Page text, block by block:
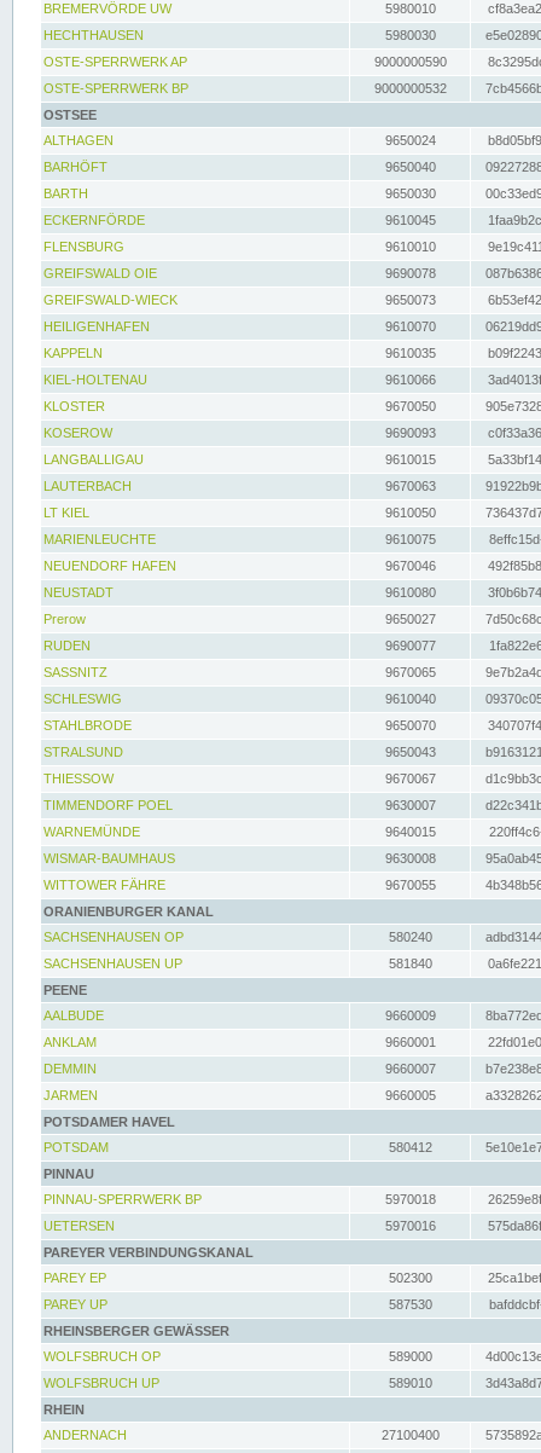
BREMERVÖRDE UW
5980010
HECHTHAUSEN
5980030
OSTE-SPERRWERK AP
9000000590
OSTE-SPERRWERK BP
9000000532
OSTSEE
ALTHAGEN
9650024
BARHÖFT
9650040
BARTH
9650030
ECKERNFÖRDE
9610045
FLENSBURG
9610010
GREIFSWALD OIE
9690078
GREIFSWALD-WIECK
9650073
HEILIGENHAFEN
9610070
KAPPELN
9610035
KIEL-HOLTENAU
9610066
KLOSTER
9670050
KOSEROW
9690093
LANGBALLIGAU
9610015
LAUTERBACH
9670063
LT KIEL
9610050
MARIENLEUCHTE
9610075
NEUENDORF HAFEN
9670046
NEUSTADT
9610080
Prerow
9650027
RUDEN
9690077
SASSNITZ
9670065
SCHLESWIG
9610040
STAHLBRODE
9650070
STRALSUND
9650043
THIESSOW
9670067
TIMMENDORF POEL
9630007
WARNEMÜNDE
9640015
WISMAR-BAUMHAUS
9630008
WITTOWER FÄHRE
9670055
ORANIENBURGER KANAL
SACHSENHAUSEN OP
580240
SACHSENHAUSEN UP
581840
PEENE
AALBUDE
9660009
ANKLAM
9660001
DEMMIN
9660007
JARMEN
9660005
POTSDAMER HAVEL
POTSDAM
580412
PINNAU
PINNAU-SPERRWERK BP
5970018
UETERSEN
5970016
PAREYER VERBINDUNGSKANAL
PAREY EP
502300
PAREY UP
587530
RHEINSBERGER GEWÄSSER
WOLFSBRUCH OP
589000
WOLFSBRUCH UP
589010
RHEIN
ANDERNACH
27100400